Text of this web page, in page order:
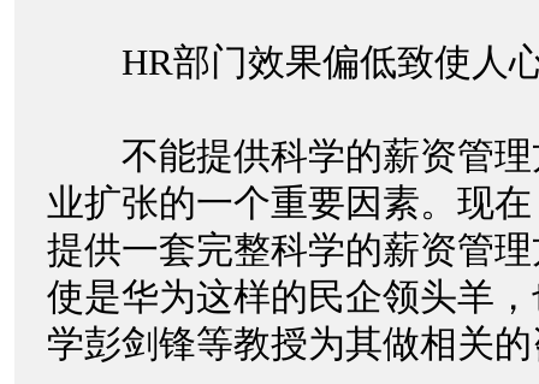
HR部门效果偏低致使人
不能提供科学的薪资管理
业扩张的一个重要因素。现
提供一套完整科学的薪资管
使是华为这样的民企领头羊
学彭剑锋等教授为其做相关